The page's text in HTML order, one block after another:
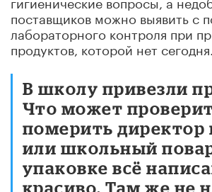
поставщиков можно выявить с
лабораторного контроля при
продуктов, которой нет сегодня.
В школу привезли
Что может
померить
или школьный
упаковке всё
красиво. Там же не